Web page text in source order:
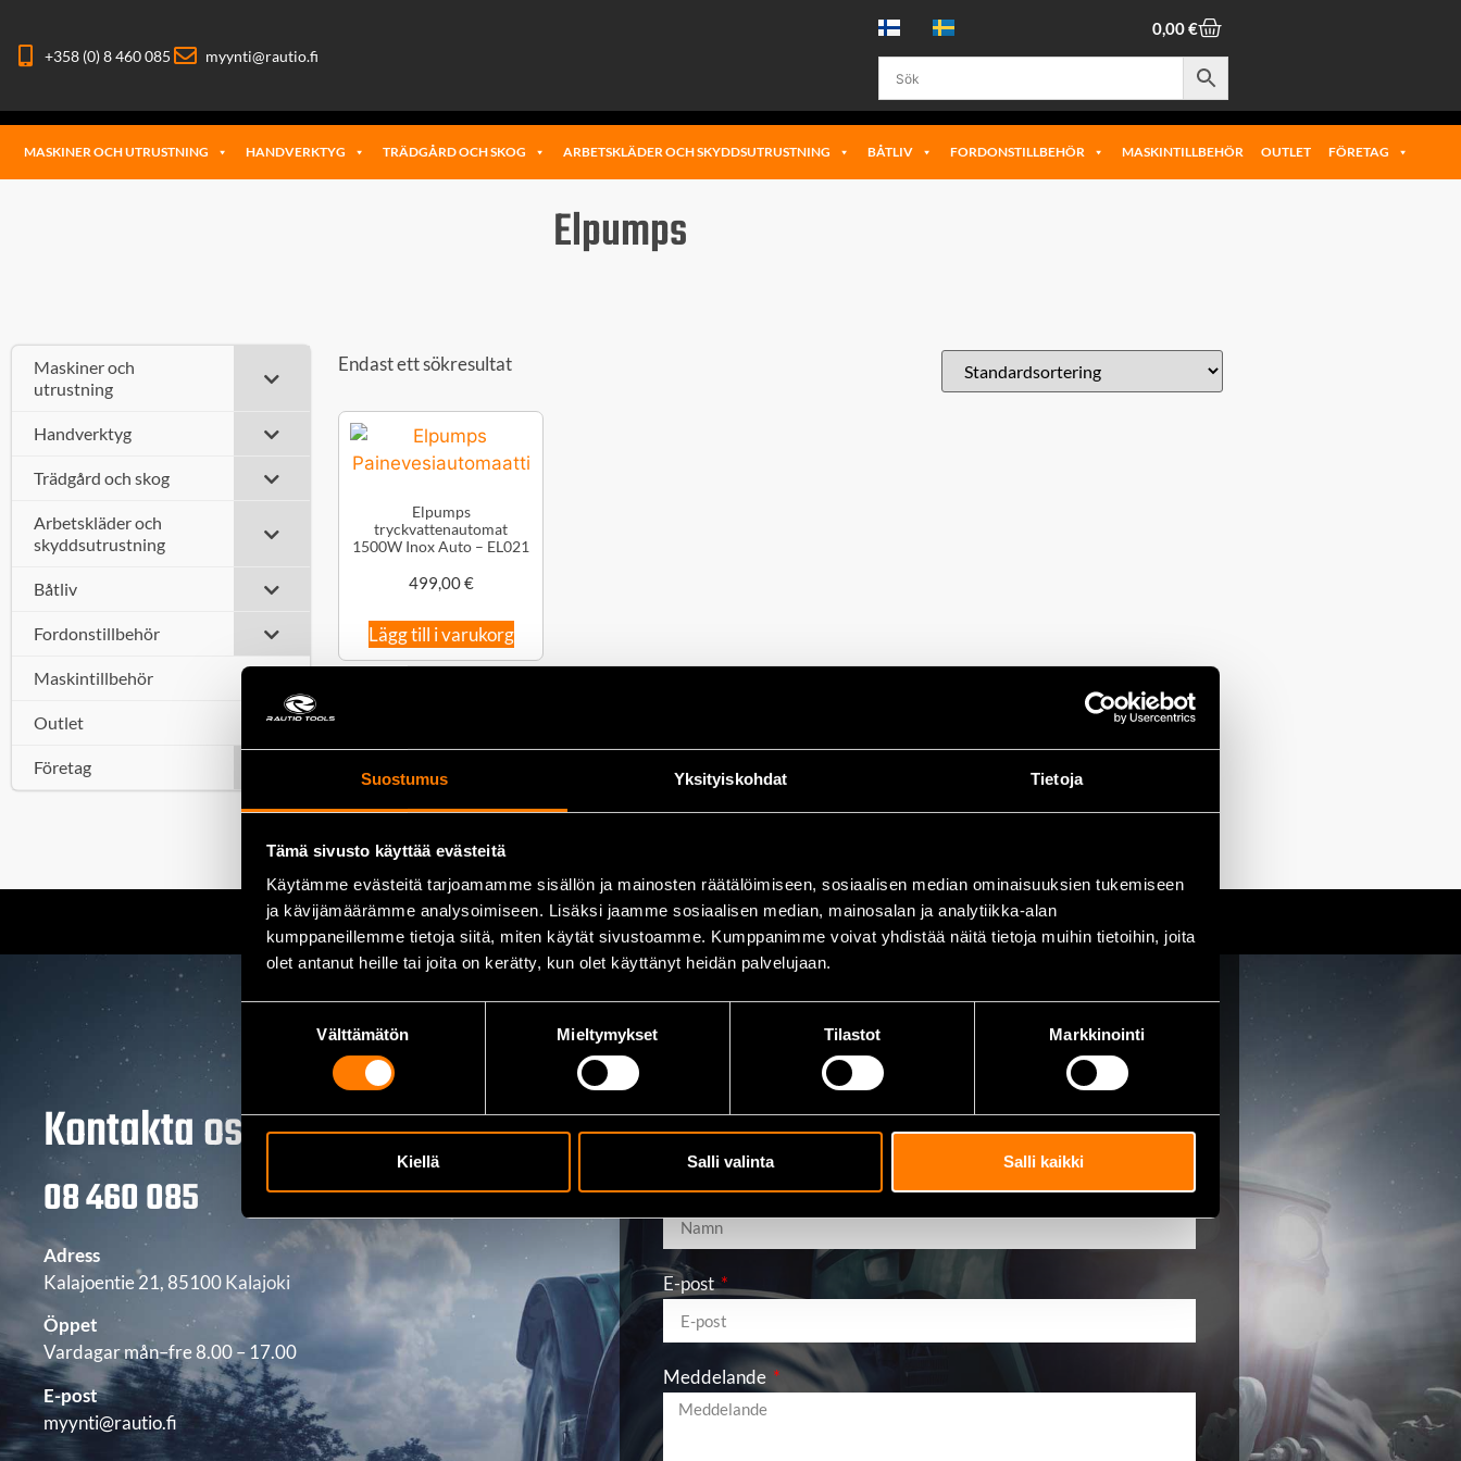
Suostumus Yksityiskohdat Tietoja
Tämä sivusto käyttää evästeitä
Käytämme evästeitä tarjoamamme sisällön ja mainosten räätälöimiseen, sosiaalisen median ominaisuuksien tukemiseen
ja kävijämäärämme analysoimiseen. Lisäksi jaamme sosiaalisen median, mainosalan ja analytiikka-alan
kumppaneillemme tietoja siitä, miten käytät sivustoamme. Kumppanimme voivat yhdistää näitä tietoja muihin tietoihin, joita
olet antanut heille tai joita on kerätty, kun olet käyttänyt heidän palvelujaan.
Välttämätön Mieltymykset Tilastot Markkinointi
Kiellä Salli valinta Salli kaikki
+358 (0) 8 460 085 myynti@rautio.fi
0,00€
MASKINER OCH UTRUSTNING HANDVERKTYG TRÄDGÅRD OCH SKOG ARBETSKLÄDER OCH SKYDDSUTRUSTNING BÅTLIV FORDONSTILLBEHÖR MASKINTILLBEHÖR OUTLET FÖRETAG
Elpumps
Maskiner och
utrustning
Handverktyg
Trädgård och skog
Arbetskläder och
skyddsutrustning
Båtliv
Fordonstillbehör
Maskintillbehör
Outlet
Företag
Endast ett sökresultat
Elpumps
tryckvattenautomat
1500W Inox Auto – EL021
499,00€
Lägg till i varukorg
Kontakta oss
08 460 085
Adress
Kalajoentie 21, 85100 Kalajoki
Öppet
Vardagar mån–fre 8.00 – 17.00
E-post
myynti@rautio.fi
Skicka meddelande
Namn
E-post
Meddelande